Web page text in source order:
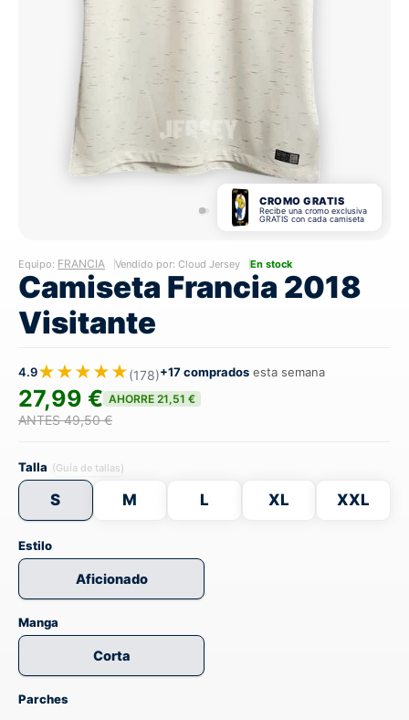
CROMO GRATIS
Recibe una cromo exclusiva
GRATIS con cada camiseta
Equipo: FRANCIA Vendido por: Cloud Jersey En stock
Camiseta Francia 2018
Visitante
4.9★★★★★(178)+17 comprados esta semana
27,99 € AHORRE 21,51 €
ANTES 49,50 €
Talla (Guía de tallas)
S M L XL XXL
Estilo
Aficionado
Manga
Corta
Parches